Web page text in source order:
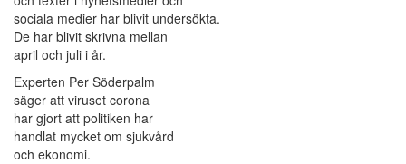
sociala medier har blivit undersökta.
De har blivit skrivna mellan
april och juli i år.
Experten Per Söderpalm
säger att viruset corona
har gjort att politiken har
handlat mycket om sjukvård
och ekonomi.